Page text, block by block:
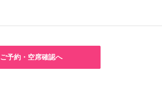
ご予約・空席確認へ